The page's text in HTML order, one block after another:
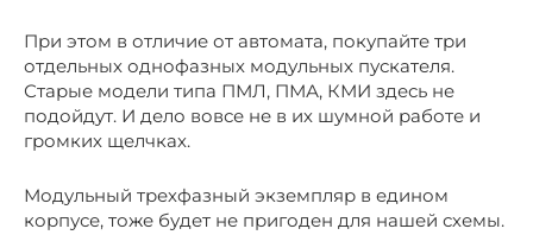
При этом в отличие от автомата, покупайте три
отдельных однофазных модульных пускателя.
Старые модели типа ПМЛ, ПМА, КМИ здесь не
подойдут. И дело вовсе не в их шумной работе и
громких щелчках.
Модульный трехфазный экземпляр в едином
корпусе, тоже будет не пригоден для нашей схемы.